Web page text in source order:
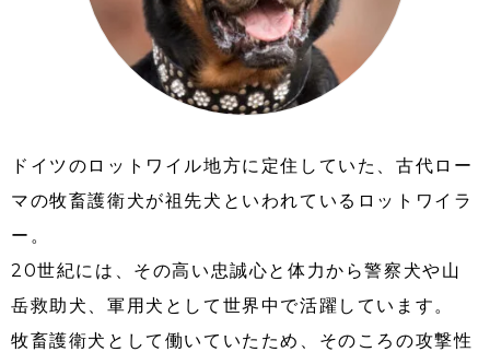
ドイツのロットワイル地方に定住していた、古代ロー
マの牧畜護衛犬が祖先犬といわれているロットワイラ
ー。
20世紀には、その高い忠誠心と体力から警察犬や山
岳救助犬、軍用犬として世界中で活躍しています。
牧畜護衛犬として働いていたため、そのころの攻撃性